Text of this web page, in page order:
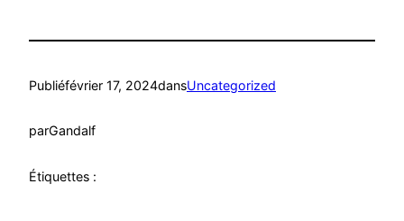
Publiéfévrier 17, 2024dansUncategorized
parGandalf
Étiquettes :